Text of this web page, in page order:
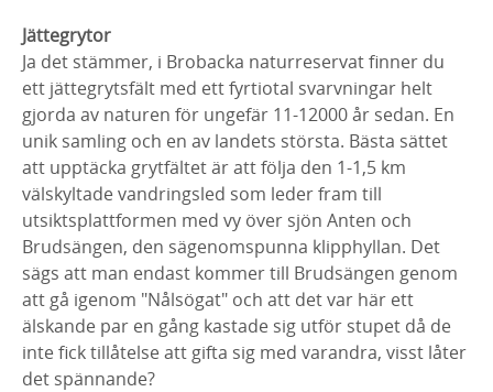
Jättegrytor
Ja det stämmer, i Brobacka naturreservat finner du
ett jättegrytsfält med ett fyrtiotal svarvningar helt
gjorda av naturen för ungefär 11-12000 år sedan. En
unik samling och en av landets största. Bästa sättet
att upptäcka grytfältet är att följa den 1-1,5 km
välskyltade vandringsled som leder fram till
utsiktsplattformen med vy över sjön Anten och
Brudsängen, den sägenomspunna klipphyllan. Det
sägs att man endast kommer till Brudsängen genom
att gå igenom "Nålsögat" och att det var här ett
älskande par en gång kastade sig utför stupet då de
inte fick tillåtelse att gifta sig med varandra, visst låter
det spännande?